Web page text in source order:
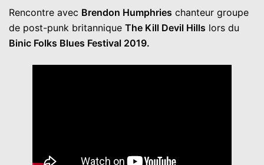
Rencontre avec Brendon Humphries chanteur groupe
de post-punk britannique The Kill Devil Hills lors du
Binic Folks Blues Festival 2019.